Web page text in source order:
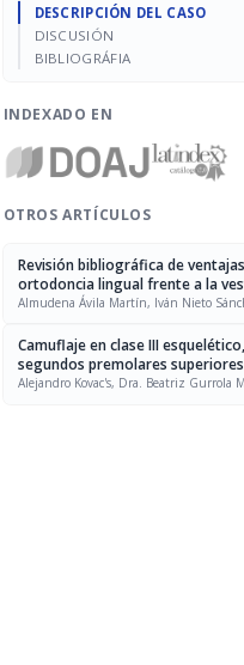
DESCRIPCIÓN DEL CASO
DISCUSIÓN
BIBLIOGRÁFIA
INDEXADO EN
OTROS ARTÍCULOS
Revisión bibliográfica de
ortodoncia lingual frente a la
Almudena Ávila Martín, Iván Nieto
Camuflaje en clase III
segundos premolares
inferiores, caso clínico
Alejandro Kovac's, Dra. Beatriz Gurrola